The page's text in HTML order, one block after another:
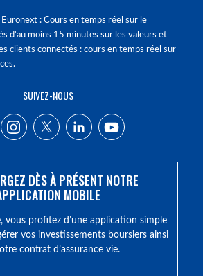
Euronext : Cours en temps réel sur le
d'au moins 15 minutes sur les valeurs et
clients connectés : cours en temps réel sur
SUIVEZ-NOUS
DÈS À PRÉSENT NOTRE
MOBILE
vous profitez d’une application simple
vos investissements boursiers ainsi
contrat d’assurance vie.